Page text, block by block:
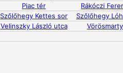
Piac tér
Rákóczi
Szőlőhegy Kettes sor
Szőlőhegy
Velinszky László utca